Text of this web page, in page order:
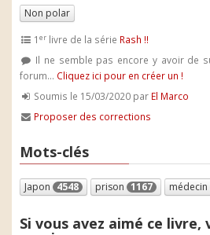
Non polar
1er livre de la série Rash !!
Il ne semble pas encore y avoir de
forum... Cliquez ici pour en créer un !
Soumis le 15/03/2020 par El Marco
Proposer des corrections
Mots-clés
Japon 4548 prison 1167 médecin
Si vous avez aimé ce livre,